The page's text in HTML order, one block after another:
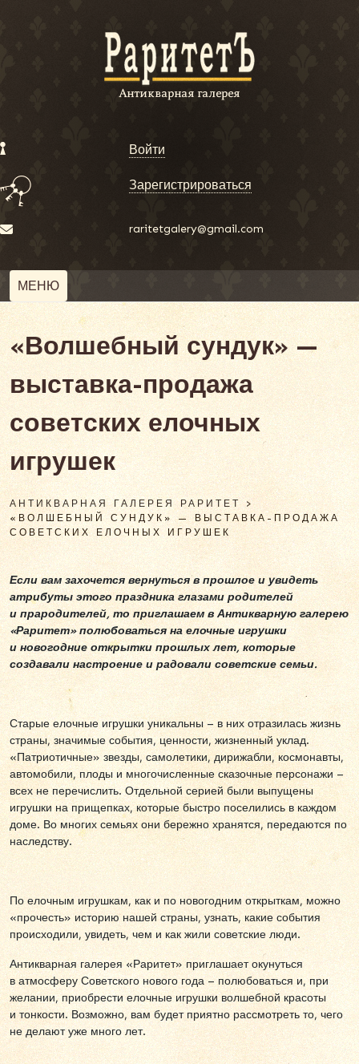
Войти
Зарегистрироваться
raritetgalery@gmail.com
МЕНЮ
«Волшебный сундук» —
выставка-продажа
советских елочных
игрушек
АНТИКВАРНАЯ ГАЛЕРЕЯ РАРИТЕТ >
«ВОЛШЕБНЫЙ СУНДУК» — ВЫСТАВКА-ПРОДАЖА
СОВЕТСКИХ ЕЛОЧНЫХ ИГРУШЕК
Если вам захочется вернуться в прошлое и увидеть
атрибуты этого праздника глазами родителей
и прародителей, то приглашаем в Антикварную галерею
«Раритет» полюбоваться на елочные игрушки
и новогодние открытки прошлых лет, которые
создавали настроение и радовали советские семьи.
Старые елочные игрушки уникальны – в них отразилась жизнь
страны, значимые события, ценности, жизненный уклад.
«Патриотичные» звезды, самолетики, дирижабли, космонавты,
автомобили, плоды и многочисленные сказочные персонажи –
всех не перечислить. Отдельной серией были выпущены
игрушки на прищепках, которые быстро поселились в каждом
доме. Во многих семьях они бережно хранятся, передаются по
наследству.
По елочным игрушкам, как и по новогодним открыткам, можно
«прочесть» историю нашей страны, узнать, какие события
происходили, увидеть, чем и как жили советские люди.
Антикварная галерея «Раритет» приглашает окунуться
в атмосферу Советского нового года – полюбоваться и, при
желании, приобрести елочные игрушки волшебной красоты
и тонкости. Возможно, вам будет приятно рассмотреть то, чего
не делают уже много лет.